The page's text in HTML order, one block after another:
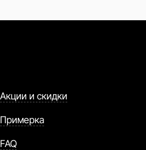
Акции и скидки
Примерка
FAQ